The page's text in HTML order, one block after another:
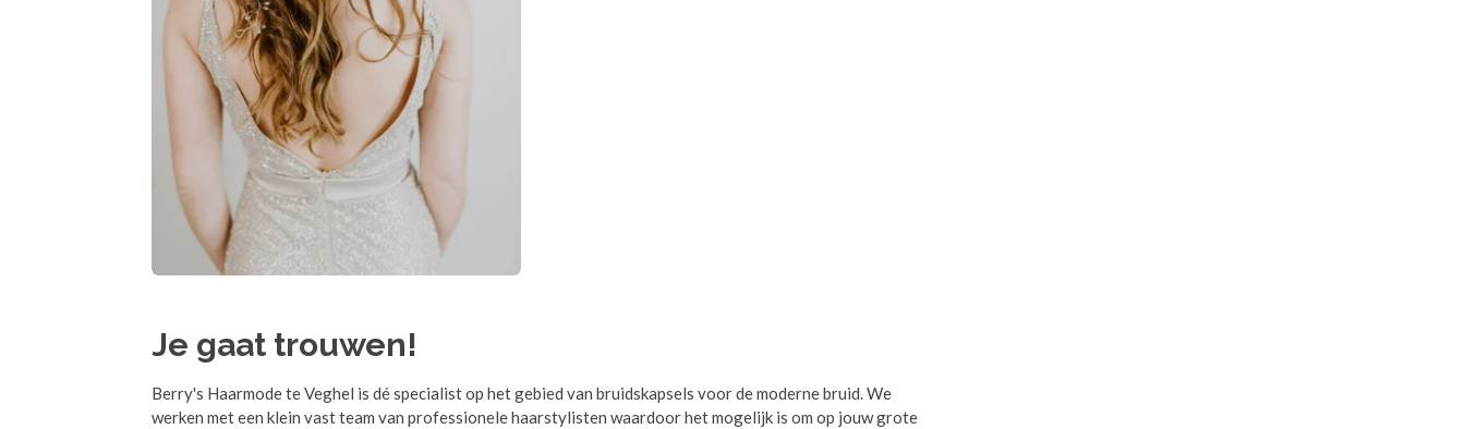
Je gaat trouwen!
Berry's Haarmode te Veghel is dé specialist op het gebied van bruidskapsels voor de moderne bruid. We
werken met een klein vast team van professionele haarstylisten waardoor het mogelijk is om op jouw grote